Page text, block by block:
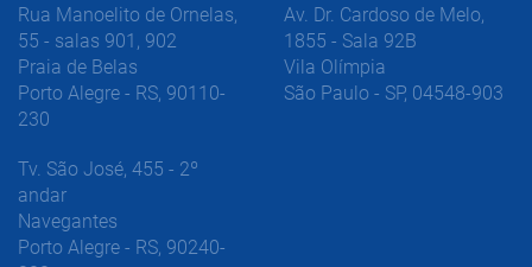
Rua Manoelito de Ornelas,
55 - salas 901, 902
Praia de Belas
Porto Alegre - RS, 90110-
230
Tv. São José, 455 - 2º
andar
Navegantes
Porto Alegre - RS, 90240-
Av. Dr. Cardoso de Melo,
1855 - Sala 92B
Vila Olímpia
São Paulo - SP, 04548-903